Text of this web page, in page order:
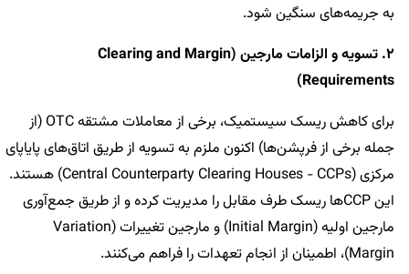
به جریمه‌های سنگین شود.
2. تسویه و الزامات مارجین (Clearing and Margin
Requirements)
برای کاهش ریسک سیستمیک، برخی از معاملات مشتقه OTC (از
جمله برخی از فرپشن‌ها) اکنون ملزم به تسویه از طریق اتاق‌های پایاپای
مرکزی (Central Counterparty Clearing Houses - CCPs) هستند.
این CCPها ریسک طرف مقابل را مدیریت کرده و از طریق جمع‌آوری
مارجین اولیه (Initial Margin) و مارجین تغییرات (Variation
Margin)، اطمینان از انجام تعهدات را فراهم می‌کنند.